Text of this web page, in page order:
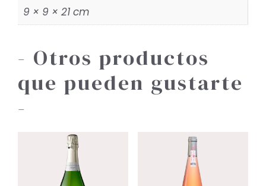
9 × 9 × 21 cm
- Otros productos
que pueden gustarte
-